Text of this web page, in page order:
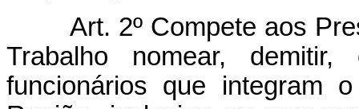
Art. 2º Compete aos
Trabalho nomear,
funcionários que integram